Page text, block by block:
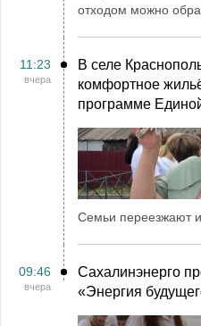
отходом можно
11:23
вчера
В селе
комфортное
программе
Семьи переезжают
09:46
вчера
Сахалинэнерго
«Энергия